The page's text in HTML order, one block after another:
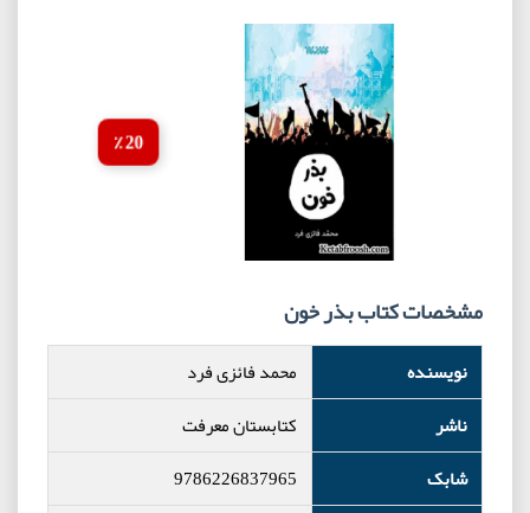
20 ٪
مشخصات کتاب بذر خون
نویسنده
محمد فائزی فرد
ناشر
کتابستان معرفت
شابک
9786226837965